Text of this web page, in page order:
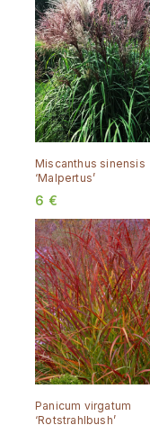
Miscanthus sinensis
‘Malpertus’
6 €
Panicum virgatum
‘Rotstrahlbush’